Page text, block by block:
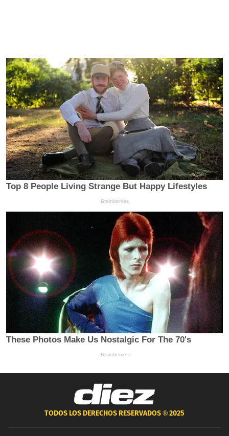
TODOS LOS DERECHOS RESERVADOS ®2025